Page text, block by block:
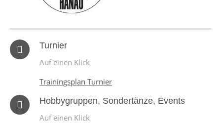
Turnier
Auf einen Klick
Trainingsplan Turnier
Hobbygruppen, Sondertänze, Events
Auf einen Klick